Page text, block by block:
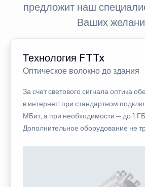
предложит наш
Ваших
Технология FTTx
Оптическое волокно до здания
За счет светового сигнала оптика
в интернет: при стандартном
МБит, а при необходимости — до 1
Дополнительное оборудование не